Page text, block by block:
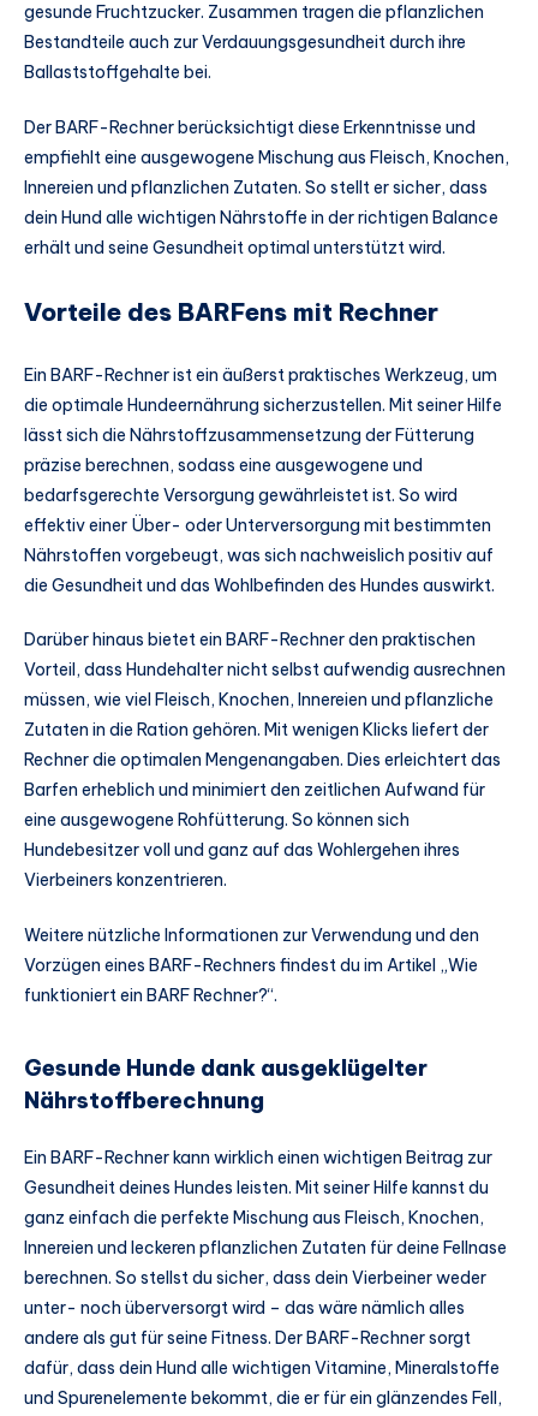
gesunde Fruchtzucker. Zusammen tragen die pflanzlichen
Bestandteile auch zur Verdauungsgesundheit durch ihre
Ballaststoffgehalte bei.
Der BARF-Rechner berücksichtigt diese Erkenntnisse und
empfiehlt eine ausgewogene Mischung aus Fleisch, Knochen,
Innereien und pflanzlichen Zutaten. So stellt er sicher, dass
dein Hund alle wichtigen Nährstoffe in der richtigen Balance
erhält und seine Gesundheit optimal unterstützt wird.
Vorteile des BARFens mit Rechner
Ein BARF-Rechner ist ein äußerst praktisches Werkzeug, um
die optimale Hundeernährung sicherzustellen. Mit seiner Hilfe
lässt sich die Nährstoffzusammensetzung der Fütterung
präzise berechnen, sodass eine ausgewogene und
bedarfsgerechte Versorgung gewährleistet ist. So wird
effektiv einer Über- oder Unterversorgung mit bestimmten
Nährstoffen vorgebeugt, was sich nachweislich positiv auf
die Gesundheit und das Wohlbefinden des Hundes auswirkt.
Darüber hinaus bietet ein BARF-Rechner den praktischen
Vorteil, dass Hundehalter nicht selbst aufwendig ausrechnen
müssen, wie viel Fleisch, Knochen, Innereien und pflanzliche
Zutaten in die Ration gehören. Mit wenigen Klicks liefert der
Rechner die optimalen Mengenangaben. Dies erleichtert das
Barfen erheblich und minimiert den zeitlichen Aufwand für
eine ausgewogene Rohfütterung. So können sich
Hundebesitzer voll und ganz auf das Wohlergehen ihres
Vierbeiners konzentrieren.
Weitere nützliche Informationen zur Verwendung und den
Vorzügen eines BARF-Rechners findest du im Artikel „Wie
funktioniert ein BARF Rechner?“.
Gesunde Hunde dank ausgeklügelter
Nährstoffberechnung
Ein BARF-Rechner kann wirklich einen wichtigen Beitrag zur
Gesundheit deines Hundes leisten. Mit seiner Hilfe kannst du
ganz einfach die perfekte Mischung aus Fleisch, Knochen,
Innereien und leckeren pflanzlichen Zutaten für deine Fellnase
berechnen. So stellst du sicher, dass dein Vierbeiner weder
unter- noch überversorgt wird – das wäre nämlich alles
andere als gut für seine Fitness. Der BARF-Rechner sorgt
dafür, dass dein Hund alle wichtigen Vitamine, Mineralstoffe
und Spurenelemente bekommt, die er für ein glänzendes Fell,